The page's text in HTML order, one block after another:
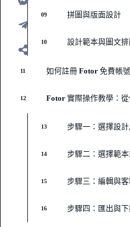
09 拼圖與版面設計
10 設計範本與圖文排
11 如何註冊 Fotor 免費帳號
12 Fotor 實際操作教學：
13 步驟一：選擇設
14 步驟二：選擇範
15 步驟三：編輯與
16 步驟四：匯出與